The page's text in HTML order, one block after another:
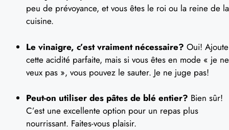
peu de prévoyance, et vous êtes le roi ou la reine de la
cuisine.
Le vinaigre, c’est vraiment nécessaire? Oui! Ajoute
cette acidité parfaite, mais si vous êtes en mode « je ne
veux pas », vous pouvez le sauter. Je ne juge pas!
Peut-on utiliser des pâtes de blé entier? Bien sûr!
C’est une excellente option pour un repas plus
nourrissant. Faites-vous plaisir.